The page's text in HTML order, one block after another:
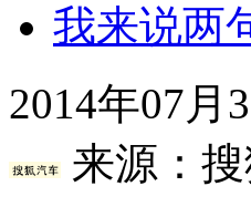
我来说两
2014年07月
来源：